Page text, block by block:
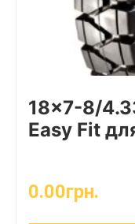
18×7-8/
Easy Fit
0.00грн.